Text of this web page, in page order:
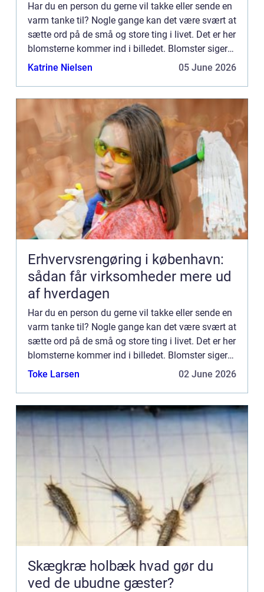
Har du en person du gerne vil takke eller sende en
varm tanke til? Nogle gange kan det være svært at
sætte ord på de små og store ting i livet. Det er her
blomsterne kommer ind i billedet. Blomster siger
mere end 1000 ord. Blomster kan du i dag finde...
Katrine Nielsen 05 June 2026
Erhvervsrengøring i københavn:
sådan får virksomheder mere ud
af hverdagen
Har du en person du gerne vil takke eller sende en
varm tanke til? Nogle gange kan det være svært at
sætte ord på de små og store ting i livet. Det er her
blomsterne kommer ind i billedet. Blomster siger
mere end 1000 ord. Blomster kan du i dag finde...
Toke Larsen 02 June 2026
Skægkræ holbæk hvad gør du
ved de ubudne gæster?